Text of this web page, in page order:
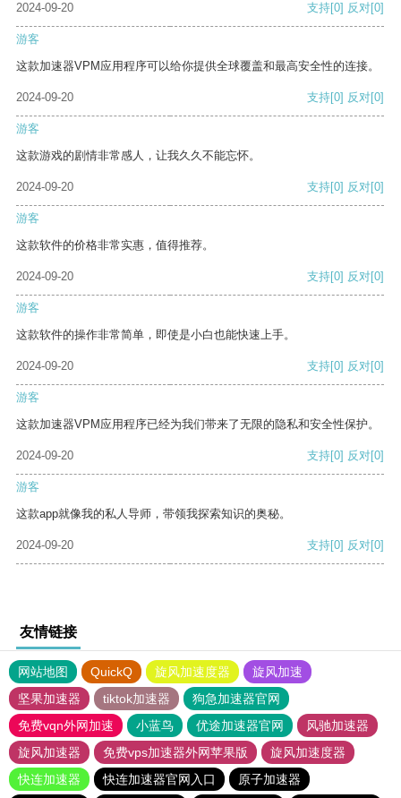
2024-09-20
支持[0] 反对[0]
游客
这款加速器VPM应用程序可以给你提供全球覆盖和最高安全性的连接。
2024-09-20 支持[0] 反对[0]
游客
这款游戏的剧情非常感人，让我久久不能忘怀。
2024-09-20 支持[0] 反对[0]
游客
这款软件的价格非常实惠，值得推荐。
2024-09-20 支持[0] 反对[0]
游客
这款软件的操作非常简单，即使是小白也能快速上手。
2024-09-20 支持[0] 反对[0]
游客
这款加速器VPM应用程序已经为我们带来了无限的隐私和安全性保护。
2024-09-20 支持[0] 反对[0]
游客
这款app就像我的私人导师，带领我探索知识的奥秘。
2024-09-20 支持[0] 反对[0]
友情链接
网站地图 QuickQ 旋风加速度器
旋风加速
坚果加速器
tiktok加速器
狗急加速器官网
免费vqn外网加速
小蓝鸟 优途加速器官网
风驰加速器
旋风加速器
免费vps加速器外网苹果版
旋风加速度器
快连加速器
快连加速器官网入口
原子加速器